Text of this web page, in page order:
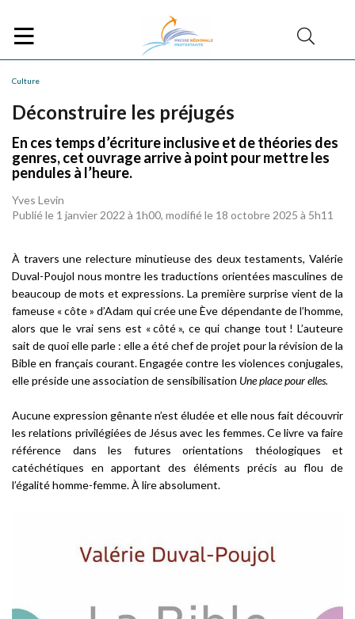
Culture
Déconstruire les préjugés
En ces temps d’écriture inclusive et de théories des
genres, cet ouvrage arrive à point pour mettre les
pendules à l’heure.
Yves Levin
Publié le 1 janvier 2022 à 1h00, modifié le 18 octobre 2025 à 5h11
À travers une relecture minutieuse des deux testaments, Valérie
Duval-Poujol nous montre les traductions orientées masculines de
beaucoup de mots et expressions. La première surprise vient de la
fameuse « côte » d’Adam qui crée une Ève dépendante de l’homme,
alors que le vrai sens est « côté », ce qui change tout ! L’auteure
sait de quoi elle parle : elle a été chef de projet pour la révision de la
Bible en français courant. Engagée contre les violences conjugales,
elle préside une association de sensibilisation Une place pour elles.
Aucune expression gênante n’est éludée et elle nous fait découvrir
les relations privilégiées de Jésus avec les femmes. Ce livre va faire
référence dans les futures orientations théologiques et
catéchétiques en apportant des éléments précis au flou de
l’égalité homme-femme. À lire absolument.